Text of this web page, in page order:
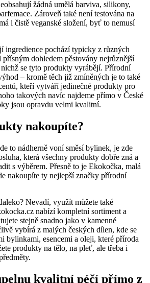
žádná umělá barviva, silikony,
Zároveň také není testována na
i čistě veganské složení, byť to nemusí
ingredience pochází typicky z různých
dohledem pěstovány nejrůznější
se tyto produkty vyrábějí. Přírodní
– kromě těch již zmíněných je to také
kteří vytváří jedinečné produkty pro
takových navíc najdeme přímo v České
jsou opravdu velmi kvalitní.
nakoupíte?
to nádherně voní směsí bylinek, je zde
která všechny produkty dobře zná a
s výběrem. Přesně to je Ekokočka, malá
nakoupíte ty nejlepší značky přírodní
Nevadí, využít můžete také
nabízí kompletní sortiment a
stejně snadno jako v kamenné
vybírá z malých českých dílen, kde se
bylinkami, esencemi a oleji, které příroda
produkty na tělo, na pleť, ale třeba i
kvalitní péčí přímo z